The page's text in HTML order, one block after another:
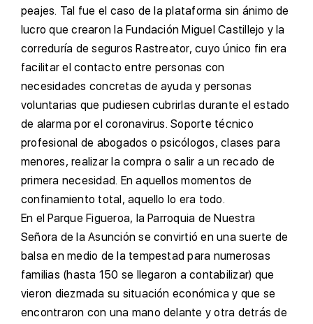
peajes. Tal fue el caso de la plataforma sin ánimo de
lucro que crearon la Fundación Miguel Castillejo y la
correduría de seguros Rastreator, cuyo único fin era
facilitar el contacto entre personas con
necesidades concretas de ayuda y personas
voluntarias que pudiesen cubrirlas durante el estado
de alarma por el coronavirus. Soporte técnico
profesional de abogados o psicólogos, clases para
menores, realizar la compra o salir a un recado de
primera necesidad. En aquellos momentos de
confinamiento total, aquello lo era todo.
En el Parque Figueroa, la Parroquia de Nuestra
Señora de la Asunción se convirtió en una suerte de
balsa en medio de la tempestad para numerosas
familias (hasta 150 se llegaron a contabilizar) que
vieron diezmada su situación económica y que se
encontraron con una mano delante y otra detrás de